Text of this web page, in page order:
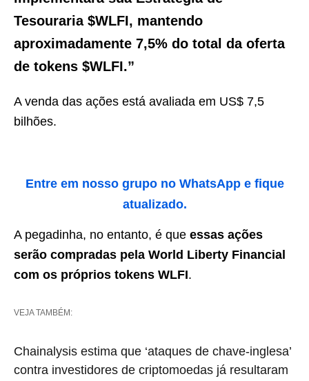
Tesouraria $WLFI, mantendo
aproximadamente 7,5% do total da oferta
de tokens $WLFI.”
A venda das ações está avaliada em US$ 7,5
bilhões.
Entre em nosso grupo no WhatsApp e fique
atualizado.
A pegadinha, no entanto, é que essas ações
serão compradas pela World Liberty Financial
com os próprios tokens WLFI.
VEJA TAMBÉM:
Chainalysis estima que ‘ataques de chave-inglesa’
contra investidores de criptomoedas já resultaram